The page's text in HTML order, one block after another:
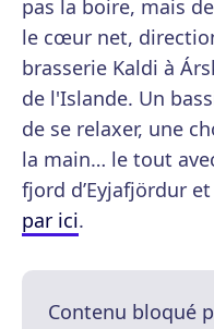
pas la boire, mais
le cœur net,
brasserie Kaldi à
de l'Islande. Un
de se relaxer, une
la main… le tout
fjord d’Eyjafjördur et
par ici.
Contenu bloqué